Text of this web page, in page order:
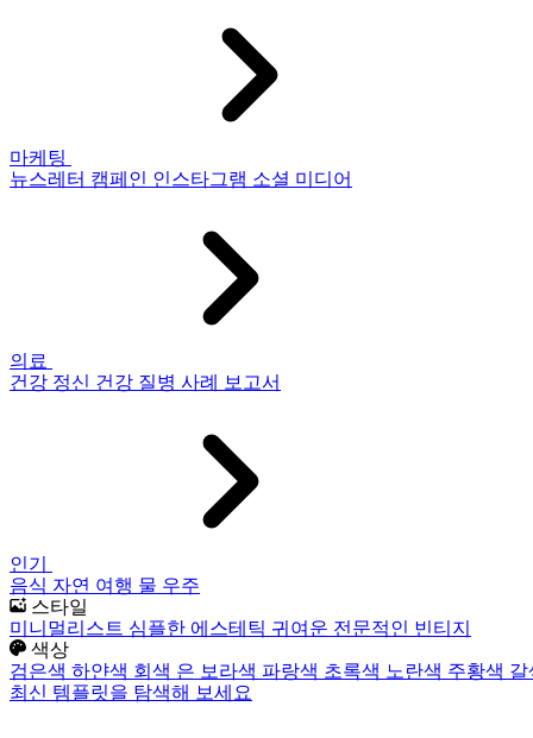
마케팅
뉴스레터 캠페인 인스타그램 소셜 미디어
의료
건강 정신 건강 질병 사례 보고서
인기
음식 자연 여행 물 우주
스타일
미니멀리스트 심플한 에스테틱 귀여운 전문적인 빈티지
색상
검은색 하얀색 회색 은 보라색 파랑색 초록색 노란색 주황색
최신 템플릿을 탐색해 보세요